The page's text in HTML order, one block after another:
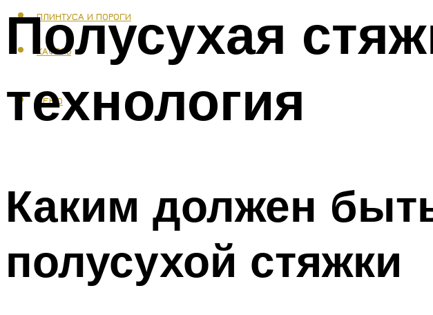
ПЛИНТУСА И ПОРОГИ
КАФЕЛЬ
МЕНЮ
Полусухая
технология
Каким должен
полусухой стяжки